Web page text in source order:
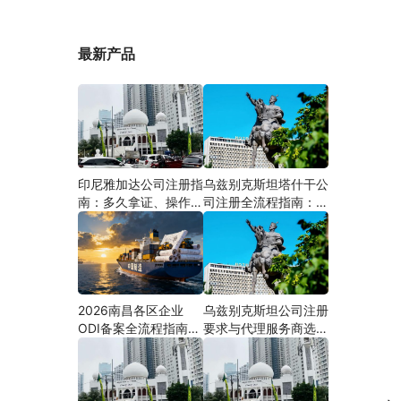
最新产品
印尼雅加达公司注册指
南：多久拿证、操作流
程与股东新规（附材料
清单及成功案例与正规
靠谱代办中介推荐）
乌兹别克斯坦塔什干公
司注册全流程指南：从
中国ODI备案到当地银
行开户（附材料清单及
成功案例与正规靠谱代
办中介推荐）
2026南昌各区企业
ODI备案全流程指南
（附材料清单及成功案
例与正规靠谱代办中介
推荐）
乌兹别克斯坦公司注册
要求与代理服务商选择
指南：本土实体和中乌
两地合规才是落地硬保
障｜安永国际跨境合规